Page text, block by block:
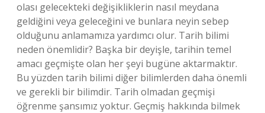
olası gelecekteki değişikliklerin nasıl meydana
geldiğini veya geleceğini ve bunlara neyin sebep
olduğunu anlamamıza yardımcı olur. Tarih bilimi
neden önemlidir? Başka bir deyişle, tarihin temel
amacı geçmişte olan her şeyi bugüne aktarmaktır.
Bu yüzden tarih bilimi diğer bilimlerden daha önemli
ve gerekli bir bilimdir. Tarih olmadan geçmişi
öğrenme şansımız yoktur. Geçmiş hakkında bilmek